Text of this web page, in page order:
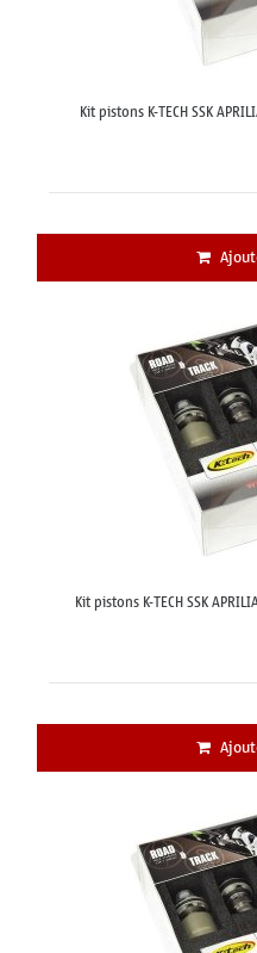
Kit pistons K-TECH SSK
Kit pistons K-TECH SSK